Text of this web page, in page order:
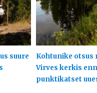
suure
Kohtunike otsus
Virves kerkis
punktikatset